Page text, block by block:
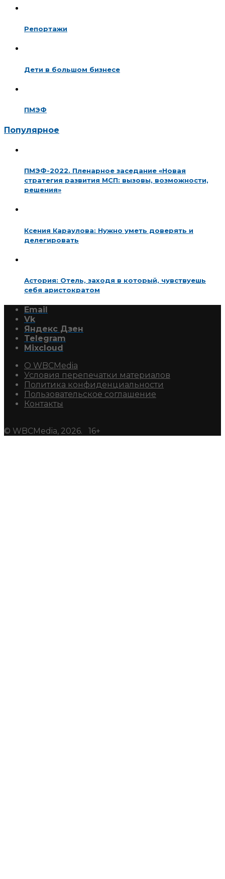
Репортажи
Дети в большом бизнесе
ПМЭФ
Популярное
ПМЭФ-2022. Пленарное заседание «Новая
стратегия развития МСП: вызовы, возможности,
решения»
Ксения Караулова: Нужно уметь доверять и
делегировать
Астория: Отель, заходя в который, чувствуешь
себя аристократом
Email
Vk
Яндекс Дзен
Telegram
Mixcloud
О WBCMedia
Условия перепечатки материалов
Политика конфиденциальности
Пользовательское соглашение
Контакты
© WBCMedia, 2026. 16+